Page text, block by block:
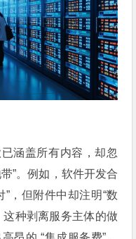
涵盖所有内容，却忽
”。例如，软件开发合
，但附件中却注明“数
这种剥离服务主体的做